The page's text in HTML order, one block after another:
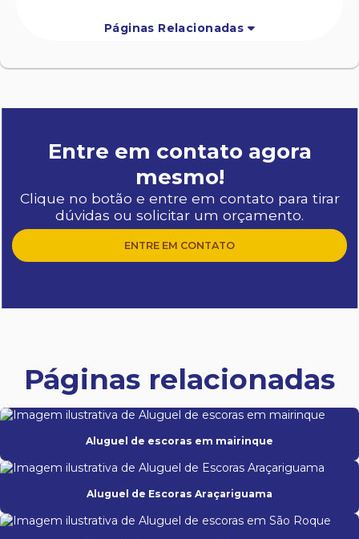
Páginas Relacionadas
Entre em contato agora
mesmo!
Clique no botão e entre em contato para tirar
dúvidas ou solicitar um orçamento.
ENTRE EM CONTATO
Páginas relacionadas
Aluguel de escoras em mairinque
Aluguel de Escoras Araçariguama